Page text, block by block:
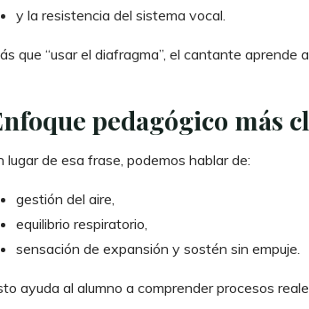
y la resistencia del sistema vocal.
que “usar el diafragma”, el cantante aprende a
pedagógico más
lugar de esa frase, podemos hablar de:
gestión del aire,
equilibrio respiratorio,
sensación de expansión y sostén sin empuje.
ayuda al alumno a comprender procesos